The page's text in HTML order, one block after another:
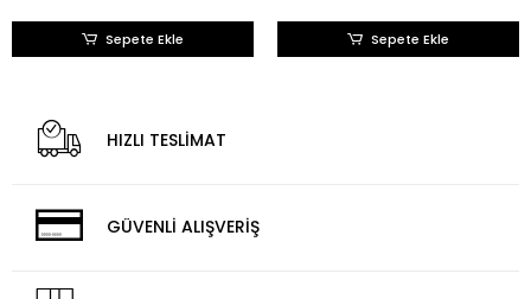
Sepete Ekle Sepete Ekle
HIZLI TESLİMAT
GÜVENLİ ALIŞVERİŞ